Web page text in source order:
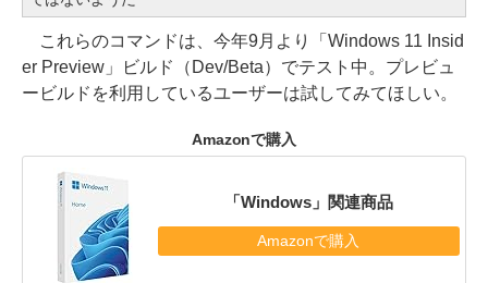
これらのコマンドは、今年9月より「Windows 11 Insid
er Preview」ビルド（Dev/Beta）でテスト中。プレビュ
ービルドを利用しているユーザーは試してみてほしい。
Amazonで購入
「Windows」関連商品
Amazonで購入